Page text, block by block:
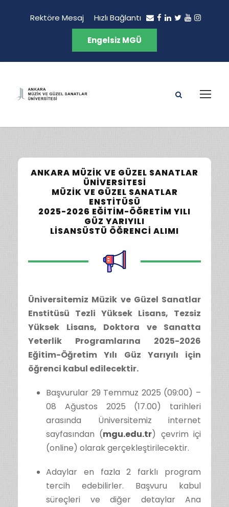
Rektöre Mesaj Hızlı Bağlantı
Engelsiz MGÜ
ANKARA MÜZIK VE GÜZEL SANATLAR
ÜNIVERSITESI
MÜZIK VE GÜZEL SANATLAR
ENSTITÜSÜ
2025-2026 EĞITIM-ÖĞRETIM YILI
GÜZ YARIYILI
LISANSÜSTÜ ÖĞRENCI ALIMI
Üniversitemiz Müzik ve Güzel Sanatlar
Enstitüsü Tezli Yüksek Lisans, Tezsiz
Yüksek Lisans, Doktora ve Sanatta
Yeterlik Programlarına 2025-2026
Eğitim-Öğretim Yılı Güz Yarıyılı için
öğrenci kabul edilecektir.
Başvurular 29 Temmuz 2025 (09:00) –
08 Ağustos 2025 (17.00) tarihleri
arasında Üniversitemiz internet
sayfasından (mgu.edu.tr) çevrim içi
(online) olarak gerçekleştirilecektir.
Adaylar en fazla 2 farklı program
tercih edebilirler. Başvuru kabul
süreçleri ve diğer detaylar Ana